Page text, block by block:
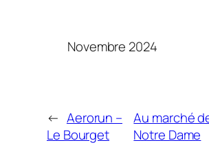
Novembre 2024
← Aerorun –
Le Bourget
Au marché
Notre Dame